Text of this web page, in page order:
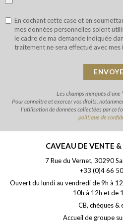
En cochant cette case et en
mes données personnelles soient
le cadre de ma demande indiquée
traitement ne sera effectué avec
Les champs marqués d'une
Pour connaitre et exercer vos droits,
l'utilisation de données collectées par ce
politique de
CAVEAU DE VENTE
7 Rue du Vernet, 30290
+33 (0)4 66
Ouvert du lundi au vendredi de 9h à
10h à 12h et de
CB, chèques &
Accueil de groupe